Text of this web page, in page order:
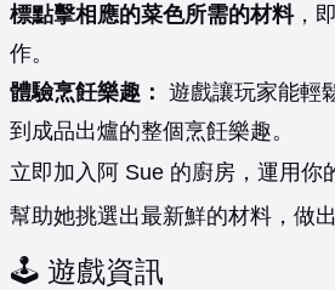
標點擊相應的菜色所需的材料，
作。
體驗烹飪樂趣： 遊戲讓玩家能輕
到成品出爐的整個烹飪樂趣。
立即加入阿 Sue 的廚房，運用你
幫助她挑選出最新鮮的材料，做
🕹️ 遊戲資訊